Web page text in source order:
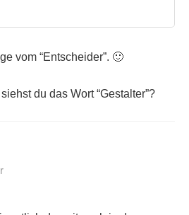
vom “Entscheider”. 🙂
du das Wort “Gestalter”?